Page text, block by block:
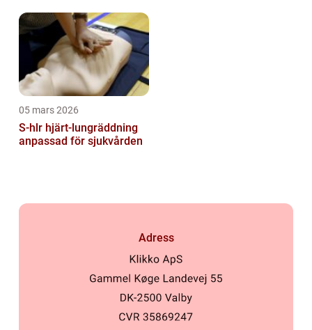
05 mars 2026
S-hlr hjärt-lungräddning
anpassad för sjukvården
Adress